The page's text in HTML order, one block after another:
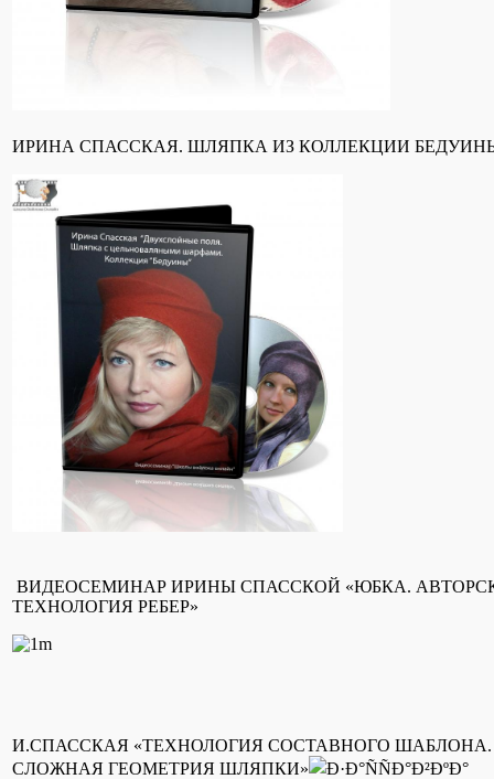
ИРИНА СПАССКАЯ. ШЛЯПКА ИЗ КОЛЛЕКЦИИ
ВИДЕОСЕМИНАР ИРИНЫ СПАССКОЙ «ЮБКА.
ТЕХНОЛОГИЯ РЕБЕР»
И.СПАССКАЯ «ТЕХНОЛОГИЯ СОСТАВНОГО ШАБЛОНА.
СЛОЖНАЯ ГЕОМЕТРИЯ ШЛЯПКИ»